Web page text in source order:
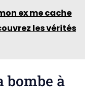
ex me cache
les vérités
bombe à